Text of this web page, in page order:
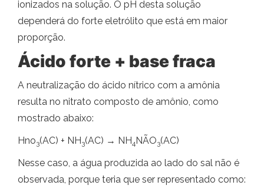
ionizados na solução. O pH desta solução
dependerá do forte eletrólito que está em maior
proporção.
Ácido forte + base fraca
A neutralização do ácido nítrico com a amônia
resulta no nitrato composto de amônio, como
mostrado abaixo:
Hno3(AC) + NH3(AC) → NH4NÃO3(AC)
Nesse caso, a água produzida ao lado do sal não é
observada, porque teria que ser representado como: